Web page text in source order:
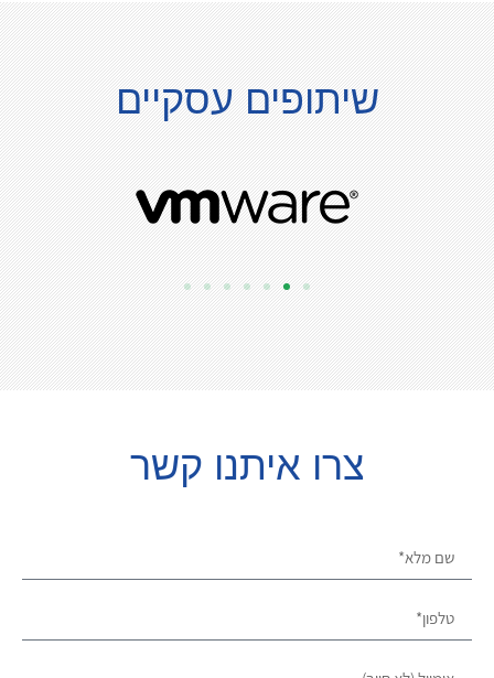
שיתופים עסקיים
צרו איתנו קשר